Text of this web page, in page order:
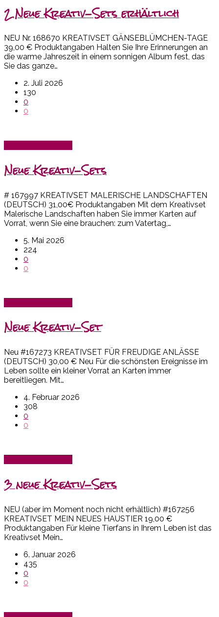
2 Neue Kreativ-Sets erhältlich
NEU Nr. 168670 KREATIVSET GÄNSEBLÜMCHEN-TAGE
39,00 € Produktangaben Halten Sie Ihre Erinnerungen an
die warme Jahreszeit in einem sonnigen Album fest, das
Sie das ganze…
2. Juli 2026
130
0
0
Neue Kreativ-Sets
# 167997 KREATIVSET MALERISCHE LANDSCHAFTEN
(DEUTSCH) 31,00€ Produktangaben Mit dem Kreativset
Malerische Landschaften haben Sie immer Karten auf
Vorrat, wenn Sie eine brauchen: zum Vatertag,…
5. Mai 2026
224
0
0
Neue Kreativ-Set
Neu #167273 KREATIVSET FÜR FREUDIGE ANLÄSSE
(DEUTSCH) 30,00 € Neu Für die schönsten Ereignisse im
Leben sollte ein kleiner Vorrat an Karten immer
bereitliegen. Mit…
4. Februar 2026
308
0
0
3 neue Kreativ-Sets
NEU (aber im Moment noch nicht erhältlich) #167256
KREATIVSET MEIN NEUES HAUSTIER 19,00 €
Produktangaben Für kleine Tierfans in Ihrem Leben ist das
Kreativset Mein…
6. Januar 2026
435
0
0